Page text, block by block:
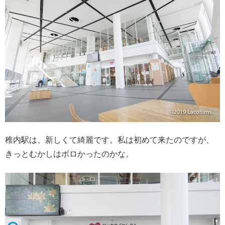
稚内駅は、新しくて綺麗です。私は初めて来たのですが、
きっとむかしはボロかったのかな。